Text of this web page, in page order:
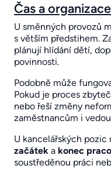
Čas a
U směnných provozů
s větším předstihem.
plánují hlídání dětí,
povinnosti.
Podobně může
Pokud je proces
nebo řeší změny
zaměstnancům i
U kancelářských
začátek a konec
soustředěnou práci